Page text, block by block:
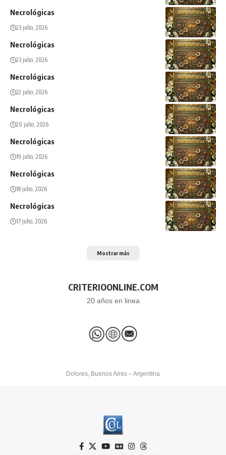
Necrológicas
23 julio, 2026
Necrológicas
23 julio, 2026
Necrológicas
22 julio, 2026
Necrológicas
20 julio, 2026
Necrológicas
19 julio, 2026
Necrológicas
18 julio, 2026
Necrológicas
17 julio, 2026
Mostrar más
CRITERIOONLINE.COM
20 años en linea
Dolores, Buenos Aires – Argentina